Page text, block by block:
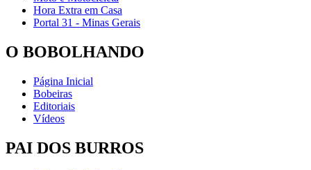
Hora Extra em Casa
Portal 31 - Minas Gerais
O BOBOLHANDO
Página Inicial
Bobeiras
Editoriais
Vídeos
PAI DOS BURROS